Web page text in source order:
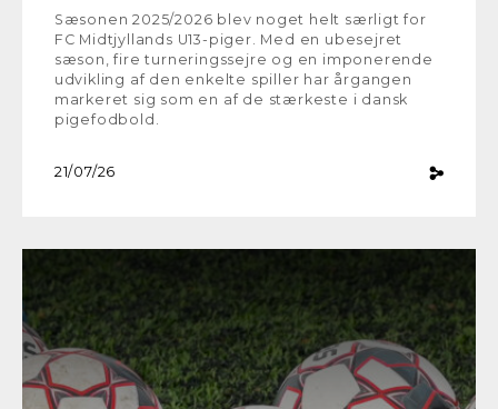
Sæsonen 2025/2026 blev noget helt særligt for
FC Midtjyllands U13-piger. Med en ubesejret
sæson, fire turneringssejre og en imponerende
udvikling af den enkelte spiller har årgangen
markeret sig som en af de stærkeste i dansk
pigefodbold.
21/07/26